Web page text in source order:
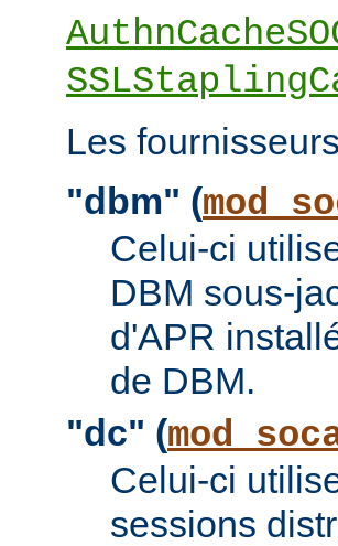
Les
"dbm" (
Celui-ci
DBM sous-
d'APR
de DBM.
"dc" (
Celui-ci
sessions